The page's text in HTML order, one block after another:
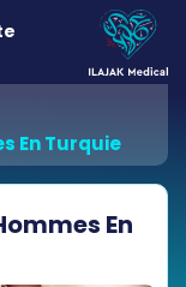
En Turquie
En